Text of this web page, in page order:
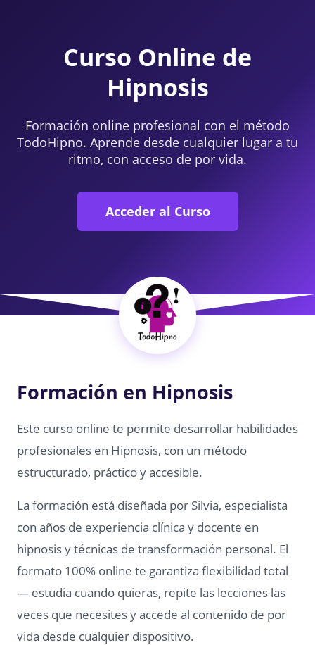
Curso Online de
Hipnosis
Formación online profesional con el método
TodoHipno. Aprende desde cualquier lugar a tu
ritmo, con acceso de por vida.
Acceder al Curso
Formación en Hipnosis
Este curso online te permite desarrollar habilidades
profesionales en Hipnosis, con un método
estructurado, práctico y accesible.
La formación está diseñada por Silvia, especialista
con años de experiencia clínica y docente en
hipnosis y técnicas de transformación personal. El
formato 100% online te garantiza flexibilidad total
— estudia cuando quieras, repite las lecciones las
veces que necesites y accede al contenido de por
vida desde cualquier dispositivo.